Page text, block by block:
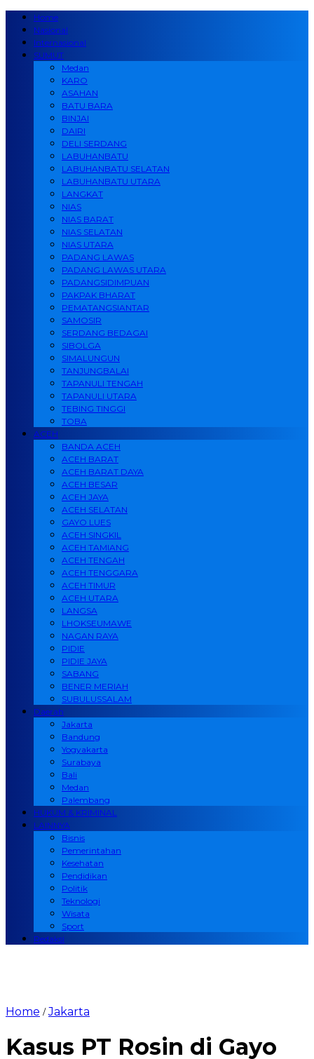
Home
Nasional
Internasional
SUMUT
Medan
KARO
ASAHAN
BATU BARA
BINJAI
DAIRI
DELI SERDANG
LABUHANBATU
LABUHANBATU SELATAN
LABUHANBATU UTARA
LANGKAT
NIAS
NIAS BARAT
NIAS SELATAN
NIAS UTARA
PADANG LAWAS
PADANG LAWAS UTARA
PADANGSIDIMPUAN
PAKPAK BHARAT
PEMATANGSIANTAR
SAMOSIR
SERDANG BEDAGAI
SIBOLGA
SIMALUNGUN
TANJUNGBALAI
TAPANULI TENGAH
TAPANULI UTARA
TEBING TINGGI
TOBA
ACEH
BANDA ACEH
ACEH BARAT
ACEH BARAT DAYA
ACEH BESAR
ACEH JAYA
ACEH SELATAN
GAYO LUES
ACEH SINGKIL
ACEH TAMIANG
ACEH TENGAH
ACEH TENGGARA
ACEH TIMUR
ACEH UTARA
LANGSA
LHOKSEUMAWE
NAGAN RAYA
PIDIE
PIDIE JAYA
SABANG
BENER MERIAH
SUBULUSSALAM
Daerah
Jakarta
Bandung
Yogyakarta
Surabaya
Bali
Medan
Palembang
HUKUM & KRIMINAL
LAINNYA
Bisnis
Pemerintahan
Kesehatan
Pendidikan
Politik
Teknologi
Wisata
Sport
Redaksi
Home /Jakarta
Kasus PT Rosin di Gayo